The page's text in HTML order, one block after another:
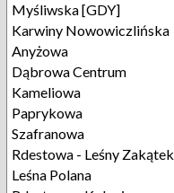
Myśliwska [GDY]
Karwiny Nowowiczlińska
Anyżowa
Dąbrowa Centrum
Kameliowa
Paprykowa
Szafranowa
Rdestowa - Leśny Zakątek
Leśna Polana